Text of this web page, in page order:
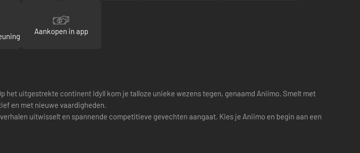
Aankopen in app
het uitgestrekte continent Idyll kom je talloze unieke wezens tegen, genaamd Aniimo. Smelt met
en met nieuwe vaardigheden.
uitwisselt en spannende competitieve gevechten aangaat. Kies je Aniimo en begin aan een